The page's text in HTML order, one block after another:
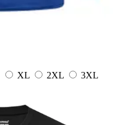
XL 2XL
3XL